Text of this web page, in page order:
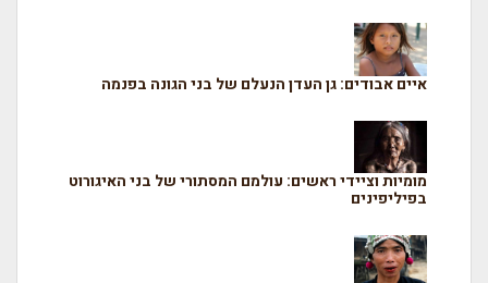
איים אבודים: גן העדן הנעלם של בני הגונה בפנמה
מומיות וציידי ראשים: עולמם המסתורי של בני האיגורוט
בפיליפינים